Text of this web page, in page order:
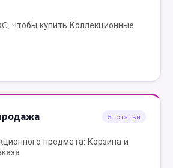
чтобы купить Коллекционные
5 статьи
предмета: Корзина и